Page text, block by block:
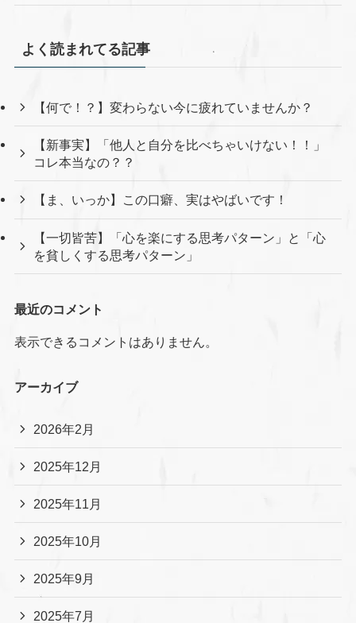
よく読まれてる記事
【何で！？】変わらない今に疲れていませんか？
【新事実】「他人と自分を比べちゃいけない！！」
コレ本当なの？？
【ま、いっか】この口癖、実はやばいです！
【一切皆苦】「心を楽にする思考パターン」と「心
を貧しくする思考パターン」
最近のコメント
表示できるコメントはありません。
アーカイブ
2026年2月
2025年12月
2025年11月
2025年10月
2025年9月
2025年7月